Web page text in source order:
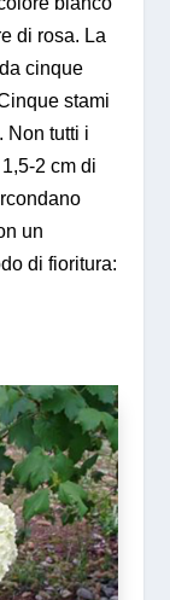
di rosa. La
cinque
stami
Non tutti i
2 cm di
un
di fioritura: